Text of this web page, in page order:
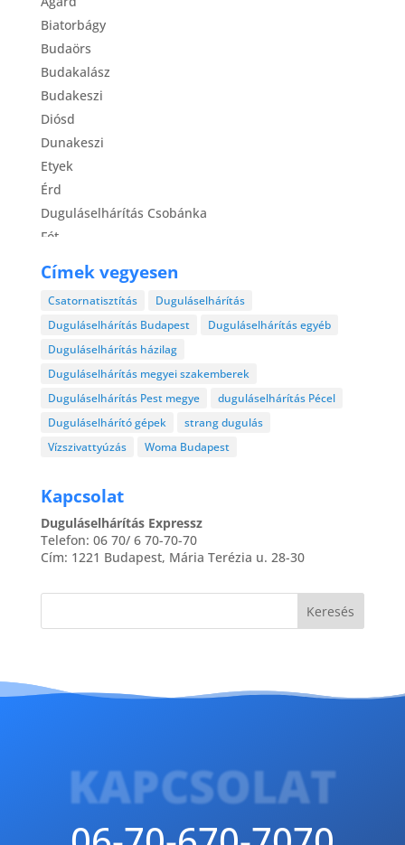
Biatorbágy
Budaörs
Budakalász
Budakeszi
Diósd
Dunakeszi
Etyek
Érd
Duguláselhárítás Csobánka
Fót
Gyál
Gyömrő
Halásztelek
Isaszeg
Kerepestarcsa
Maglód
Martonvásár
Mogyoród
Ócsa
Páty
Duguláselhárítás Pomáz
Százhalombatta
Szentendre
Tököl
Sukoró
Szigethalom
Címek vegyesen
Csatornatisztítás
Duguláselhárítás
Duguláselhárítás Budapest
Duguláselhárítás egyéb
Duguláselhárítás házilag
Duguláselhárítás megyei szakemberek
Duguláselhárítás Pest megye
duguláselhárítás Pécel
Duguláselhárító gépek
strang dugulás
Vízszivattyúzás
Woma Budapest
Kapcsolat
Duguláselhárítás Expressz
Telefon: 06 70/ 6 70-70-70
Cím: 1221 Budapest, Mária Terézia u. 28-30
KAPCSOLAT